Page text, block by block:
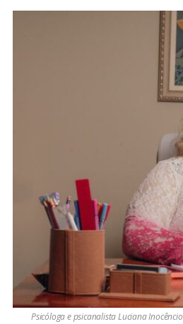
Psicóloga e psicanalista Luciana Inocêncio